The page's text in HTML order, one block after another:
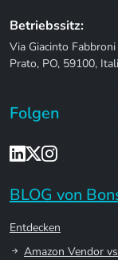
Betriebssitz:
Via Giacinto
Prato, PO, 59100,
Folgen
BLOG von
Entdecken
Amazon Vendor vs